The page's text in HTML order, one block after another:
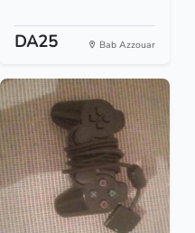
DA25 Bab Azzouar